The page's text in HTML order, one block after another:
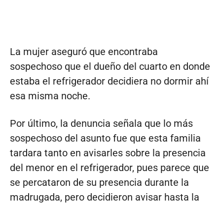
La mujer aseguró que encontraba
sospechoso que el dueño del cuarto en donde
estaba el refrigerador decidiera no dormir ahí
esa misma noche.
Por último, la denuncia señala que lo más
sospechoso del asunto fue que esta familia
tardara tanto en avisarles sobre la presencia
del menor en el refrigerador, pues parece que
se percataron de su presencia durante la
madrugada, pero decidieron avisar hasta la